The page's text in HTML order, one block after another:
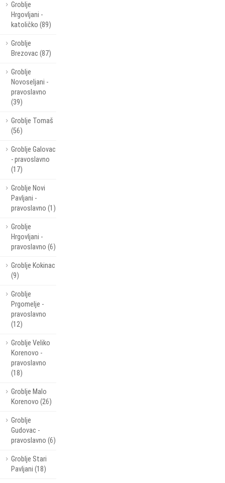
Groblje
Hrgovljani -
katoličko (89)
Groblje
Brezovac (87)
Groblje
Novoseljani -
pravoslavno
(39)
Groblje Tomaš
(56)
Groblje Galovac
- pravoslavno
(17)
Groblje Novi
Pavljani -
pravoslavno (1)
Groblje
Hrgovljani -
pravoslavno (6)
Groblje Kokinac
(9)
Groblje
Prgomelje -
pravoslavno
(12)
Groblje Veliko
Korenovo -
pravoslavno
(18)
Groblje Malo
Korenovo (26)
Groblje
Gudovac -
pravoslavno (6)
Groblje Stari
Pavljani (18)